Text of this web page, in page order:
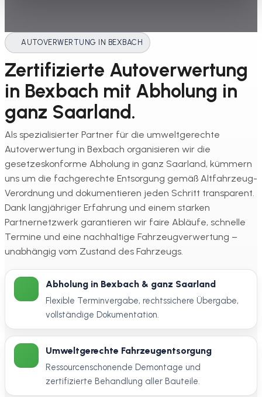
AUTOVERWERTUNG IN BEXBACH
Zertifizierte Autoverwertung
in Bexbach mit Abholung in
ganz Saarland.
Als spezialisierter Partner für die umweltgerechte
Autoverwertung in Bexbach organisieren wir die
gesetzeskonforme Abholung in ganz Saarland, kümmern
uns um die fachgerechte Entsorgung gemäß Altfahrzeug-
Verordnung und dokumentieren jeden Schritt transparent.
Dank langjähriger Erfahrung und einem starken
Partnernetzwerk garantieren wir faire Abläufe, schnelle
Termine und eine nachhaltige Fahrzeugverwertung –
unabhängig vom Zustand des Fahrzeugs.
Abholung in Bexbach & ganz Saarland
Flexible Terminvergabe, rechtssichere Übergabe,
vollständige Dokumentation.
Umweltgerechte Fahrzeugentsorgung
Ressourcenschonende Demontage und
zertifizierte Behandlung aller Bauteile.